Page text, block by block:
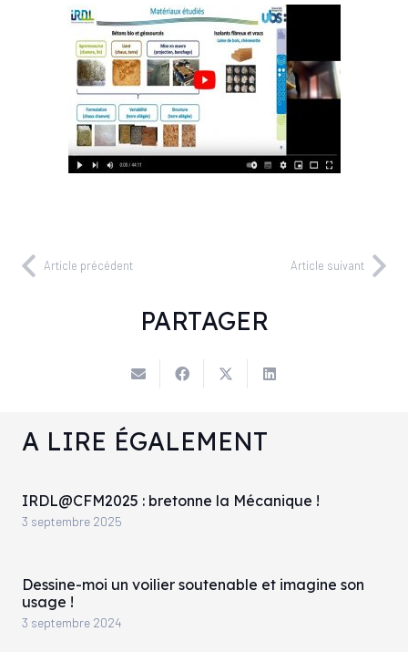
Article précédent Article suivant
PARTAGER
A LIRE ÉGALEMENT
IRDL@CFM2025 : bretonne la Mécanique !
3 septembre 2025
Dessine-moi un voilier soutenable et imagine son
usage !
3 septembre 2024